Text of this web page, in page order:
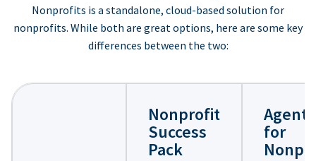
Nonprofits is a standalone, cloud-based solution for
nonprofits. While both are great options, here are some key
differences between the two:
Nonprofit
Success
Pack
for